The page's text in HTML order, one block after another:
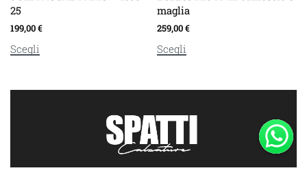
25
199,00€
Scegli
maglia
259,00€
Scegli